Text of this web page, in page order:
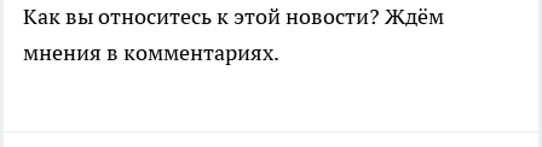
Как вы относитесь к этой новости? Ждём
мнения в комментариях.